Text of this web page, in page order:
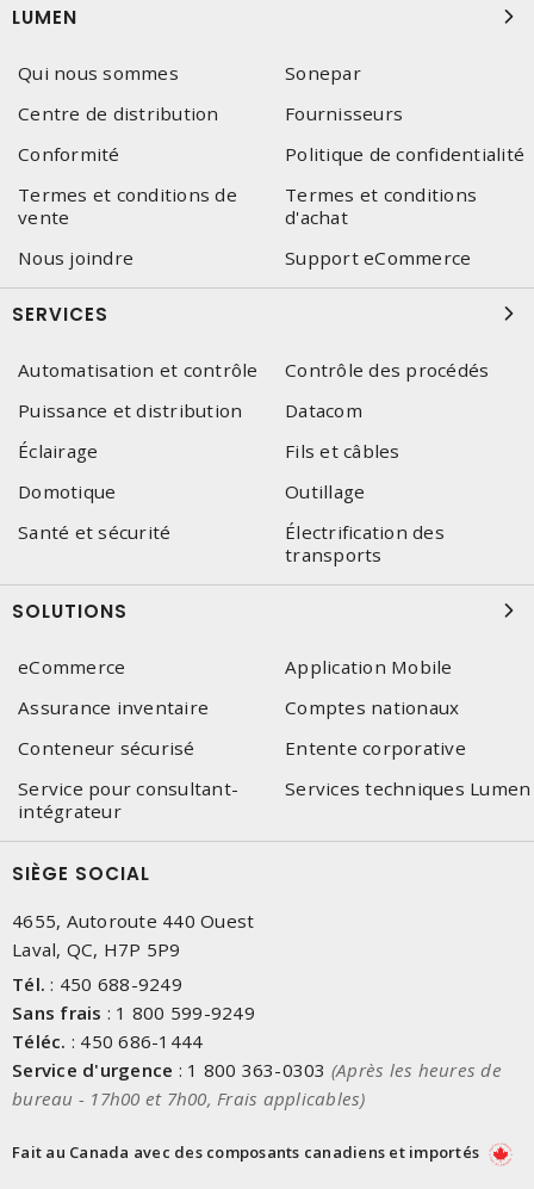
LUMEN
Qui nous sommes
Sonepar
Centre de distribution
Fournisseurs
Conformité
Politique de confidentialité
Termes et conditions de
vente
Termes et conditions
d'achat
Nous joindre
Support eCommerce
SERVICES
Automatisation et contrôle
Contrôle des procédés
Puissance et distribution
Datacom
Éclairage
Fils et câbles
Domotique
Outillage
Santé et sécurité
Électrification des
transports
SOLUTIONS
eCommerce
Application Mobile
Assurance inventaire
Comptes nationaux
Conteneur sécurisé
Entente corporative
Service pour consultant-
intégrateur
Services techniques Lumen
SIÈGE SOCIAL
4655, Autoroute 440 Ouest
Laval, QC, H7P 5P9
Tél. : 450 688-9249
Sans frais : 1 800 599-9249
Téléc. : 450 686-1444
Service d'urgence : 1 800 363-0303 (Après les heures de
bureau - 17h00 et 7h00, Frais applicables)
Fait au Canada avec des composants canadiens et importés